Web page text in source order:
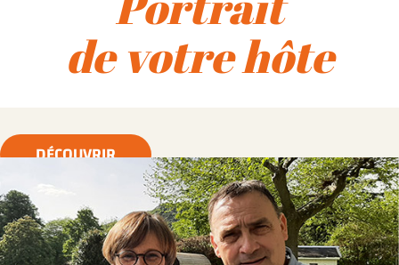
de votre hôte
DÉCOUVRIR